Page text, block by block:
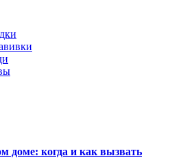
доме: когда и как вызвать